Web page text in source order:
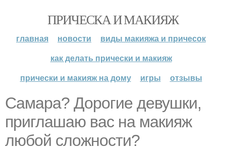
ПРИЧЕСКА И МАКИЯЖ
главная новости
виды макияжа и причесок
как делать прически и макияж
прически и макияж на дому
игры отзывы
Самара? Дорогие девушки,
приглашаю вас на макияж
любой сложности?